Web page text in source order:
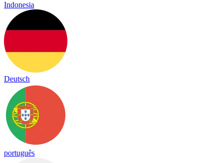
Indonesia
Deutsch
português